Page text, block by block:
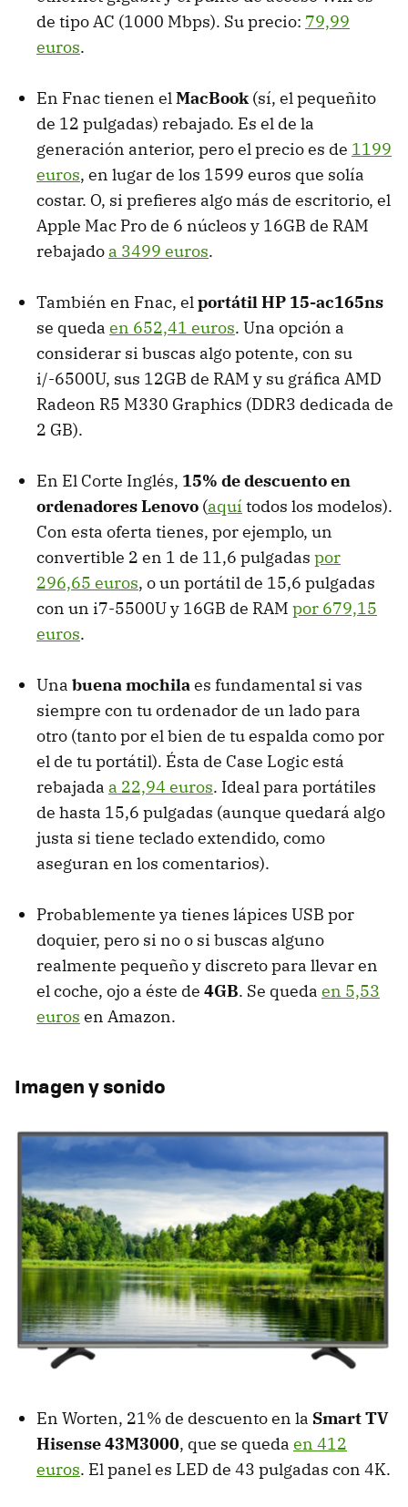
de tipo AC (1000 Mbps). Su precio: 79,99
euros.
En Fnac tienen elMacBook(sí, el pequeñito
de 12 pulgadas) rebajado. Es el de la
generación anterior, pero el precio es de 1199
euros, en lugar de los 1599 euros que solía
costar. O, si prefieres algo más de escritorio, el
Apple Mac Pro de 6 núcleos y 16GB de RAM
rebajado a 3499 euros.
También en Fnac, elportátil HP 15-ac165ns
se queda en 652,41 euros. Una opción a
considerar si buscas algo potente, con su
i/-6500U, sus 12GB de RAM y su gráfica AMD
Radeon R5 M330 Graphics (DDR3 dedicada de
2 GB).
En El Corte Inglés, 15% de descuento en
ordenadores Lenovo (aquí todos los modelos).
Con esta oferta tienes, por ejemplo, un
convertible 2 en 1 de 11,6 pulgadas por
296,65 euros, o un portátil de 15,6 pulgadas
con un i7-5500U y 16GB de RAM por 679,15
euros.
Una buena mochilaes fundamental si vas
siempre con tu ordenador de un lado para
otro (tanto por el bien de tu espalda como por
el de tu portátil). Ésta de Case Logic está
rebajada a 22,94 euros. Ideal para portátiles
de hasta 15,6 pulgadas (aunque quedará algo
justa si tiene teclado extendido, como
aseguran en los comentarios).
Probablemente ya tienes lápices USB por
doquier, pero si no o si buscas alguno
realmente pequeño y discreto para llevar en
el coche, ojo a éste de 4GB. Se queda en 5,53
euros en Amazon.
Imagen y sonido
En Worten, 21% de descuento en la Smart TV
Hisense 43M3000, que se queda en 412
euros. El panel es LED de 43 pulgadas con 4K.